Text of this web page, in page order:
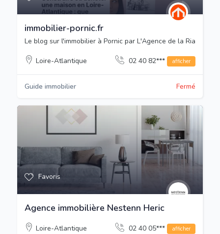
immobilier-pornic.fr
Le blog sur l'immobilier à Pornic par L'Agence de la Ria
Loire-Atlantique 02 40 82*** afficher
Guide immobilier Fermé
Favoris
Agence immobilière Nestenn Heric
Loire-Atlantique 02 40 05*** afficher